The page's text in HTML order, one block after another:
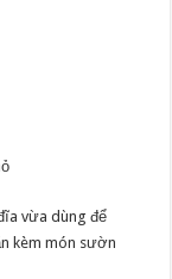
vừa dùng để
kèm món sườn